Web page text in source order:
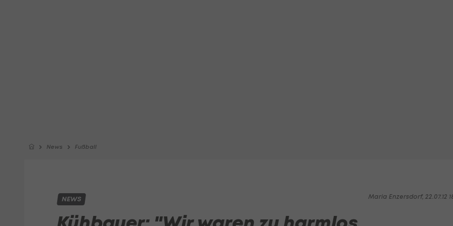
News Fußball
Maria Enzersdorf, 22.07.12
NEWS